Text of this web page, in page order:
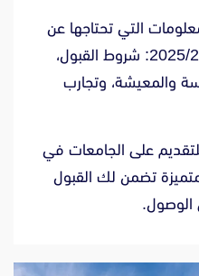
التي تحتاجها عن
الدراسة في رومانيا لعام 2025/2026: شروط القبول،
والمعيشة، وتجارب
على الجامعات في
تضمن لك القبول
الوصول.